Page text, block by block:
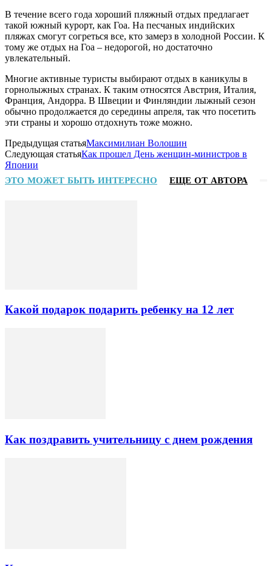
В течение всего года хороший пляжный отдых предлагает
такой южный курорт, как Гоа. На песчаных индийских
пляжах смогут согреться все, кто замерз в холодной России. К
тому же отдых на Гоа – недорогой, но достаточно
увлекательный.
Многие активные туристы выбирают отдых в каникулы в
горнолыжных странах. К таким относятся Австрия, Италия,
Франция, Андорра. В Швеции и Финляндии лыжный сезон
обычно продолжается до середины апреля, так что посетить
эти страны и хорошо отдохнуть тоже можно.
Предыдущая статьяМаксимилиан Волошин
Следующая статьяКак прошел День женщин-министров в
Японии
ЭТО МОЖЕТ БЫТЬ ИНТЕРЕСНО ЕЩЕ ОТ АВТОРА
Какой подарок подарить ребенку на 12 лет
Как поздравить учительницу с днем рождения